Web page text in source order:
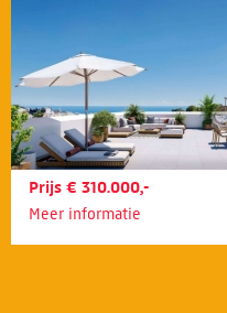
Prijs € 310.000,-
Meer informatie